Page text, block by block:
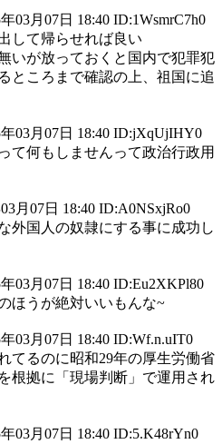
03月07日 18:40 ID:1WsmrC7h0
して帰らせれば良い
いが放っておくと国内で犯罪犯
ところまで確認の上、祖国に追
03月07日 18:40 ID:jXqUjIHY0
て何もしませんって政治行政用
月07日 18:40 ID:A0NSxjRo0
外国人の奴隷にする事に成功し
03月07日 18:40 ID:Eu2XKPl80
ほうが絶対いいもんな~
03月07日 18:40 ID:Wf.n.uIT0
てるのに昭和29年の厚生労働省
根拠に「現場判断」で運用され
03月07日 18:40 ID:5.K48rYn0